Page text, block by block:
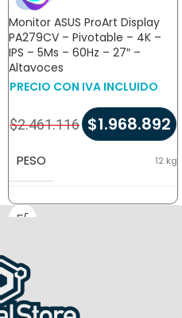
Monitor ASUS ProArt Display
PA279CV – Pivotable – 4K –
IPS – 5Ms – 60Hz – 27″ –
Altavoces
PRECIO CON IVA INCLUIDO
$2.461.116 $1.968.892
PESO 12 kg
DIMENSIONES
TIPO DE
PANTALLA